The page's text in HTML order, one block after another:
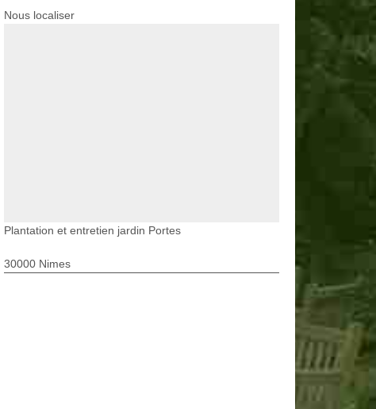
Nous localiser
Plantation et entretien jardin Portes
30000 Nimes